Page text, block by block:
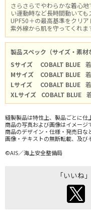
さらさらでやわらかな着心
い運動時など長時間動いても
UPF50＋の最高基準をクリ
紫外線から肌を守ってくれま
製品スペック（サイズ・素材
Sサイズ
COBALT BLUE
Mサイズ
COBALT BLUE
Lサイズ
COBALT BLUE
XLサイズ
COBALT BLUE
縫製製品は特性上、製品ごとに仕
商品の写真および画像はイメージ
商品のデザイン・仕様・発売日な
画像・テキストの無断転載、及び
©AIS／海上安全整備局
「いいね